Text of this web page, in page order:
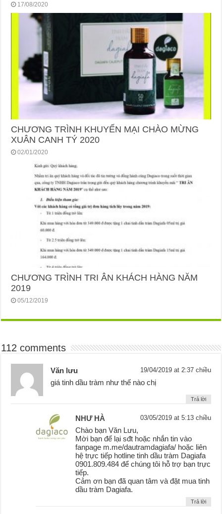
17/08/2020
CHƯƠNG TRÌNH KHUYẾN MẠI CHÀO MỪNG
XUÂN CANH TÝ 2020
02/01/2020
CHƯƠNG TRÌNH TRI ÂN KHÁCH HÀNG NĂM
2019
05/12/2019
112 comments
Văn lưu 19/04/2019 at 2:37 chiều
giá tinh dầu tràm như thế nào chị
Trả lời
NHƯ HÀ 03/05/2019 at 5:13 chiều
Chào bạn Văn Lưu,
Mời bạn để lại sđt hoặc nhắn tin vào
fanpage m.me/dautramdagiafa/ hoặc liên
hệ trực tiếp hotline tinh dầu tràm Dagiafa
0901.809.484 để chúng tôi hỗ trợ bạn trực
tiếp.
Cảm ơn bạn đã quan tâm và đặt mua tinh
dầu tràm Dagiafa.
Trả lời